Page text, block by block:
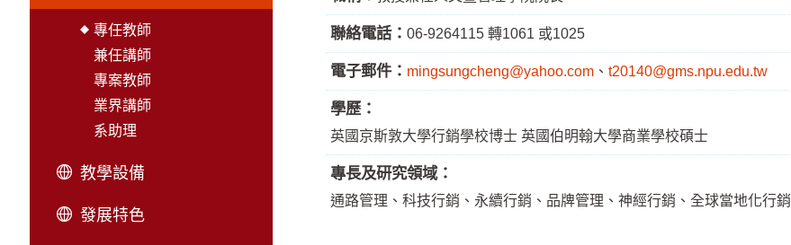
專任教師
兼任講師
專案教師
業界講師
系助理
教學設備
發展特色
聯絡電話： 06-9264115 轉1061 或1025
電子郵件： mingsungcheng@yahoo.com 、 t20140@gms.npu.edu.tw
學歷：
英國京斯敦大學行銷學校博士 英國伯明翰大學商業學校碩士
專長及研究領域：
通路管理、科技行銷、永續行銷、品牌管理、神經行銷、全球當地化行銷